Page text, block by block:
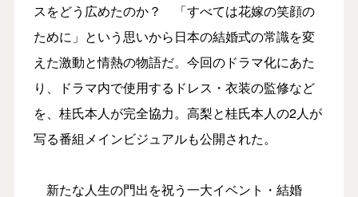
スをどう広めたのか？ 「すべては花嫁の笑顔の
ために」という思いから日本の結婚式の常識を変
えた激動と情熱の物語だ。今回のドラマ化にあた
り、ドラマ内で使用するドレス・衣装の監修など
を、桂氏本人が完全協力。高梨と桂氏本人の2人が
写る番組メインビジュアルも公開された。
新たな人生の門出を祝う一大イベント・結婚